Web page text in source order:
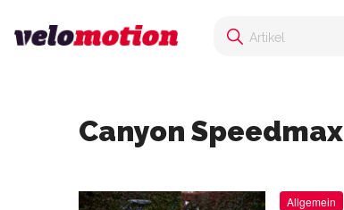
Canyon Speedmax
Allgemein